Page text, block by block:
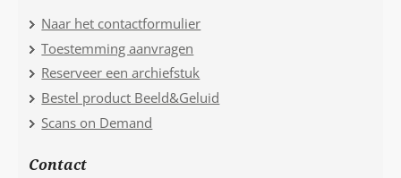
Naar het contactformulier
Toestemming aanvragen
Reserveer een archiefstuk
Bestel product Beeld&Geluid
Scans on Demand
Contact